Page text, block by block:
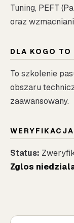
Tuning, PEFT
oraz
DLA KOGO TO
To szkolenie
obszaru
zaawansowany.
Status:
Zglos